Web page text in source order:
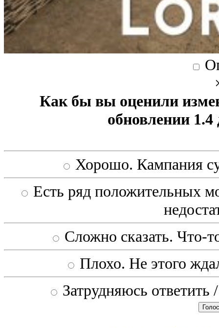
Как бы вы оценили
обновлении
Хорошо. Кампания
Есть ряд положительных
Сложно сказать. Что-
Плохо. Не этого
Затрудняюсь